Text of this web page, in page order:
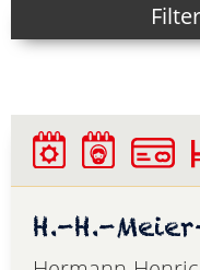
H.-H.-